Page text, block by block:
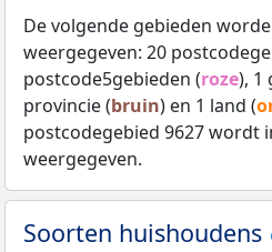
De volgende gebieden
weergegeven: 20
postcode5gebieden (roze), 1
provincie (bruin) en 1 land (
postcodegebied 9627 wordt
weergegeven.
Soorten huishoudens